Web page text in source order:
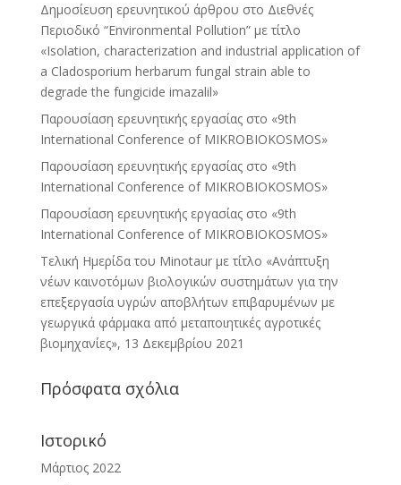
Δημοσίευση ερευνητικού άρθρου στο Διεθνές
Περιοδικό “Environmental Pollution” με τίτλο
«Isolation, characterization and industrial application of
a Cladosporium herbarum fungal strain able to
degrade the fungicide imazalil»
Παρουσίαση ερευνητικής εργασίας στo «9th
International Conference of MIKROBIOKOSMOS»
Παρουσίαση ερευνητικής εργασίας στo «9th
International Conference of MIKROBIOKOSMOS»
Παρουσίαση ερευνητικής εργασίας στo «9th
International Conference of MIKROBIOKOSMOS»
Τελική Ημερίδα του Minotaur με τίτλο «Ανάπτυξη
νέων καινοτόμων βιολογικών συστημάτων για την
επεξεργασία υγρών αποβλήτων επιβαρυμένων με
γεωργικά φάρμακα από μεταποιητικές αγροτικές
βιομηχανίες», 13 Δεκεμβρίου 2021
Πρόσφατα σχόλια
Ιστορικό
Μάρτιος 2022